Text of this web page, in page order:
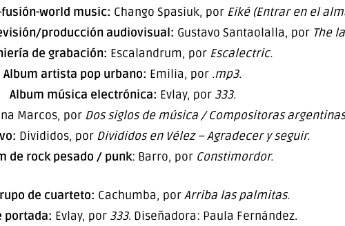
world music: Chango Spasiuk, por Eiké (Entrar en el
producción audiovisual: Gustavo Santaolalla, por The
de grabación: Escalandrum, porEscalectric.
Album artista pop urbano: Emilia, por .mp3.
Album música electrónica: Evlay, por 333.
Marcos, por Dos siglos de música / Compositoras
Divididos, por Divididos en Vélez – Agradecer y seguir.
de rock pesado / punk: Barro, por Constimordor.
de cuarteto: Cachumba, porArriba las palmitas.
portada: Evlay, por 333. Diseñadora: Paula Fernández.